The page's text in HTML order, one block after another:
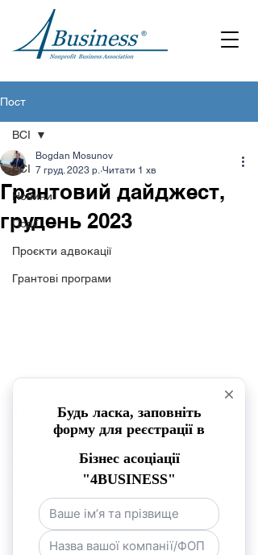
Пост
ВСІ
Новини
Події
Проєкти адвокації
Грантові програми
ВСІ
Грантовий дайджест,
грудень 2023
Bogdan Mosunov
7 груд. 2023 р. Читати 1 хв
ДЕПАРТАМЕНТУ МІЖНАРОДНОГО
СПІВРОБІТНИЦТВА ТА
ЕКОНОМІЧНОГО РОЗВИТКУ
СУМСЬКОЇ ОБЛАСНОЇ ДЕРЖАВНОЇ
АДМІНІСТРАЦІЇ